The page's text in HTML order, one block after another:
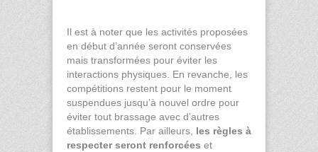
Il est à noter que les activités proposées
en début d’année seront conservées
mais transformées pour éviter les
interactions physiques. En revanche, les
compétitions restent pour le moment
suspendues jusqu’à nouvel ordre pour
éviter tout brassage avec d’autres
établissements. Par ailleurs, les règles à
respecter seront renforcées et